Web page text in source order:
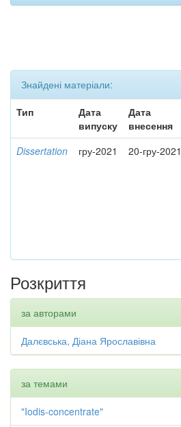
Знайдені матеріали:
Тип
Дата
випуску
Дата
внесення
Dissertation гру-2021 20-гру-2021
Розкриття
за авторами
Далєвська, Діана Ярославівна
за темами
"Iodis-concentrate"